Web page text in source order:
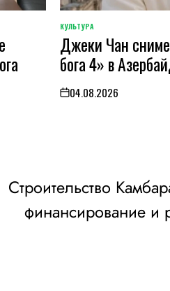
POSTED
IN
КУЛЬТУРА
Джеки Чан
бога 4» в
on04.08.2026
Строительство
финансирование и